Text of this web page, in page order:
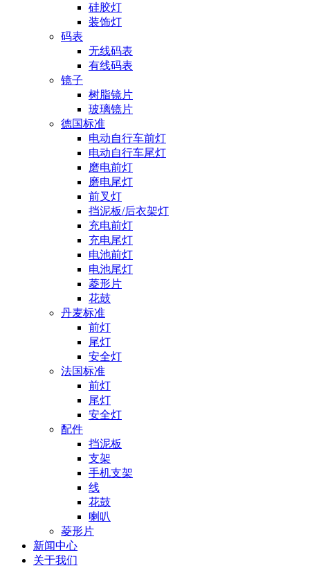
硅胶灯
装饰灯
码表
无线码表
有线码表
镜子
树脂镜片
玻璃镜片
德国标准
电动自行车前灯
电动自行车尾灯
磨电前灯
磨电尾灯
前叉灯
挡泥板/后衣架灯
充电前灯
充电尾灯
电池前灯
电池尾灯
菱形片
花鼓
丹麦标准
前灯
尾灯
安全灯
法国标准
前灯
尾灯
安全灯
配件
挡泥板
支架
手机支架
线
花鼓
喇叭
菱形片
新闻中心
关于我们